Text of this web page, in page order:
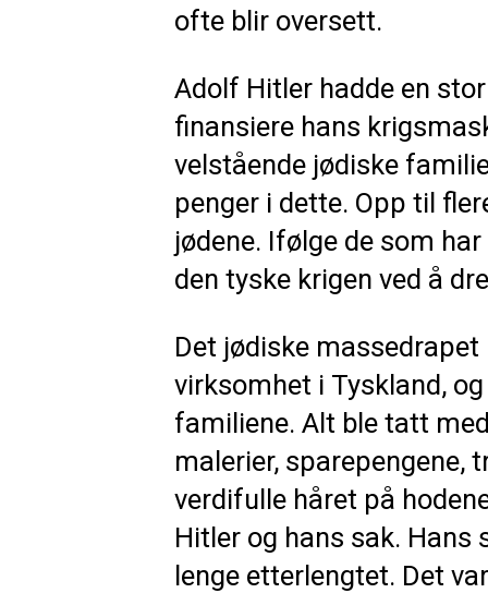
ofte blir oversett.
Adolf Hitler hadde en
finansiere hans
velstående jødiske
penger i dette. Opp til
jødene. Ifølge de som
den tyske krigen ved å
Det jødiske
virksomhet i Tyskland,
familiene. Alt ble tatt
malerier, sparepengene,
verdifulle håret på
Hitler og hans sak.
lenge etterlengtet. Det